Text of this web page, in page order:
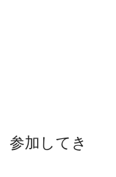
参加してき